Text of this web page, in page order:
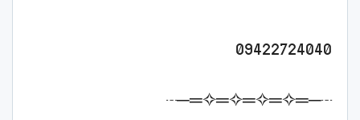
09422724040
┄─═✧═✧═✧═✧═─┄